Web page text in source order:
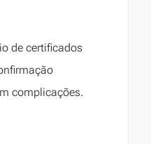
de certificados
complicações.